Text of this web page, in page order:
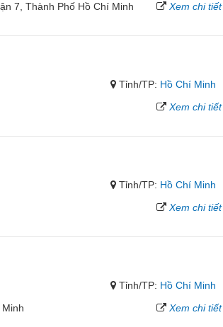
7, Thành Phố Hồ Chí Minh
Xem chi tiết
Tỉnh/TP: Hồ Chí Minh
Xem chi tiết
Tỉnh/TP: Hồ Chí Minh
Xem chi tiết
Tỉnh/TP: Hồ Chí Minh
Xem chi tiết